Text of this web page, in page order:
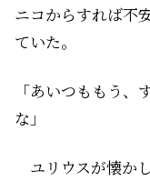
ニコからすれば不
ていた。
「あいつももう、
な」
ユリウスが懐か